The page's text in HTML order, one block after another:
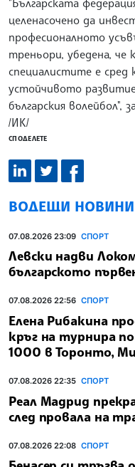
целенасочено да
професионалното
треньори, убедена, че
специалистите е
устойчивото
българския волейбол",
/ИК/
СПОДЕЛЕТЕ
ВОДЕЩИ НОВИНИ
07.08.2026 23:09 СПОРТ
Левски надви
българското
07.08.2026 22:56 СПОРТ
Елена Рибакина
кръг на турнира
1000 в Торонто,
07.08.2026 22:35 СПОРТ
Реал Мадрид
след провала на
07.08.2026 22:08 СПОРТ